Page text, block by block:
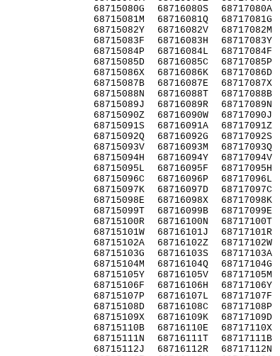
68715080G
68715081M
68715082Y
68715083F
68715084P
68715085D
68715086X
68715087B
68715088N
68715089J
68715090Z
68715091S
68715092Q
68715093V
68715094H
68715095L
68715096C
68715097K
68715098E
68715099T
68715100R
68715101W
68715102A
68715103G
68715104M
68715105Y
68715106F
68715107P
68715108D
68715109X
68715110B
68715111N
68715112J
68716080S
68716081Q
68716082V
68716083H
68716084L
68716085C
68716086K
68716087E
68716088T
68716089R
68716090W
68716091A
68716092G
68716093M
68716094Y
68716095F
68716096P
68716097D
68716098X
68716099B
68716100N
68716101J
68716102Z
68716103S
68716104Q
68716105V
68716106H
68716107L
68716108C
68716109K
68716110E
68716111T
68716112R
68717080A
68717081G
68717082M
68717083Y
68717084F
68717085P
68717086D
68717087X
68717088B
68717089N
68717090J
68717091Z
68717092S
68717093Q
68717094V
68717095H
68717096L
68717097C
68717098K
68717099E
68717100T
68717101R
68717102W
68717103A
68717104G
68717105M
68717106Y
68717107F
68717108P
68717109D
68717110X
68717111B
68717112N